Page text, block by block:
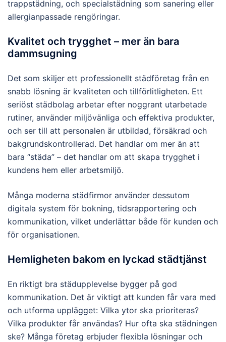
trappstädning, och specialstädning som sanering eller
allergianpassade rengöringar.
Kvalitet och trygghet – mer än bara
dammsugning
Det som skiljer ett professionellt städföretag från en
snabb lösning är kvaliteten och tillförlitligheten. Ett
seriöst städbolag arbetar efter noggrant utarbetade
rutiner, använder miljövänliga och effektiva produkter,
och ser till att personalen är utbildad, försäkrad och
bakgrundskontrollerad. Det handlar om mer än att
bara “städa” – det handlar om att skapa trygghet i
kundens hem eller arbetsmiljö.
Många moderna städfirmor använder dessutom
digitala system för bokning, tidsrapportering och
kommunikation, vilket underlättar både för kunden och
för organisationen.
Hemligheten bakom en lyckad städtjänst
En riktigt bra städupplevelse bygger på god
kommunikation. Det är viktigt att kunden får vara med
och utforma upplägget: Vilka ytor ska prioriteras?
Vilka produkter får användas? Hur ofta ska städningen
ske? Många företag erbjuder flexibla lösningar och